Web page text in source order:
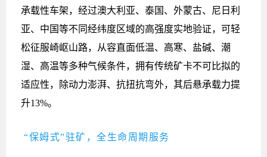
承载性车架，经过澳大利亚、泰国、外蒙古、尼日利
亚、中国等不同经纬度区域的高强度实地验证，可轻
松征服崎岖山路，从容直面低温、高寒、盐碱、潮
湿、高温等多种气候条件，拥有传统矿卡不可比拟的
适应性，除动力澎湃、抗扭抗弯外，其后悬承载力提
升13%。
“保姆式”驻矿，全生命周期服务